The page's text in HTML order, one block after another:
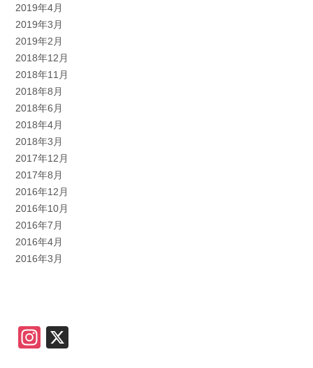
2019年4月
2019年3月
2019年2月
2018年12月
2018年11月
2018年8月
2018年6月
2018年4月
2018年3月
2017年12月
2017年8月
2016年12月
2016年10月
2016年7月
2016年4月
2016年3月
Instagram